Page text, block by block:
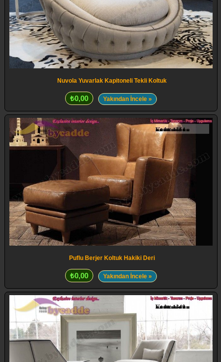
Nuvola Yuvarlak Kapitoneli Tekli Koltuk
₺0,00 Yakından İncele »
Puflu Berjer Koltuk Hakiki Deri
₺0,00 Yakından İncele »